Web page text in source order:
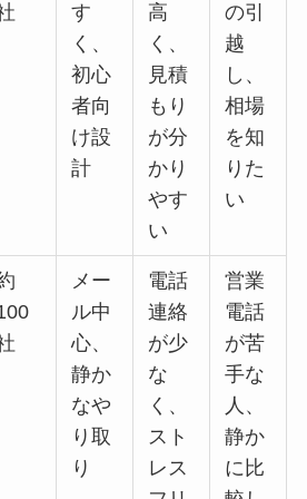
す
く、
初心
者向
け設
計
高
く、
見積
もり
が分
かり
やす
い
の引
越
し、
相場
を知
りた
い
メー
ル中
心、
静か
なや
り取
り
電話
連絡
が少
な
く、
スト
レス
営業
電話
が苦
手な
人、
静か
に比